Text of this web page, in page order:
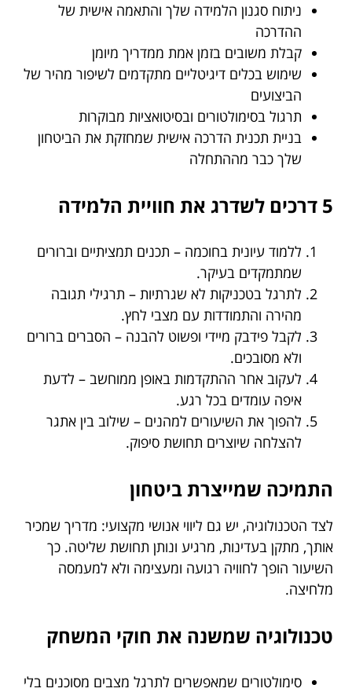
ניתוח סגנון הלמידה שלך והתאמה אישית של
ההדרכה
קבלת משובים בזמן אמת ממדריך מיומן
שימוש בכלים דיגיטליים מתקדמים לשיפור מהיר של
הביצועים
תרגול בסימולטורים ובסיטואציות מבוקרות
בניית תכנית הדרכה אישית שמחזקת את הביטחון
שלך כבר מההתחלה
5 דרכים לשדרג את חוויית הלמידה
ללמוד עיונית בחוכמה – תכנים תמציתיים וברורים
שמתמקדים בעיקר.
לתרגל בטכניקות לא שגרתיות – תרגילי תגובה
מהירה והתמודדות עם מצבי לחץ.
לקבל פידבק מיידי ופשוט להבנה – הסברים ברורים
ולא מסובכים.
לעקוב אחר ההתקדמות באופן ממוחשב – לדעת
איפה עומדים בכל רגע.
להפוך את השיעורים למהנים – שילוב בין אתגר
להצלחה שיוצרים תחושת סיפוק.
התמיכה שמייצרת ביטחון
לצד הטכנולוגיה, יש גם ליווי אנושי מקצועי: מדריך שמכיר
אותך, מתקן בעדינות, מרגיע ונותן תחושת שליטה. כך
השיעור הופך לחוויה רגועה ומעצימה ולא למעמסה
מלחיצה.
טכנולוגיה שמשנה את חוקי המשחק
סימולטורים שמאפשרים לתרגל מצבים מסוכנים בלי